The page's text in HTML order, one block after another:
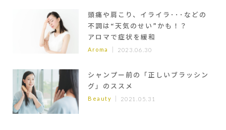
頭痛や肩こり、イライラ･･･などの
不調は“天気のせい”かも！？
アロマで症状を緩和
Aroma 2023.06.30
シャンプー前の「正しいブラッシン
グ」のススメ
Beauty 2021.05.31